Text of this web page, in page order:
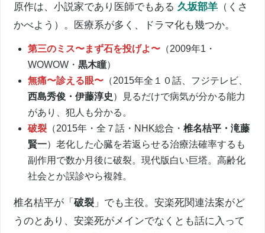
原作は、小説家であり医師でもある久坂部羊 （くさ
かべよう）。医療系が多く、ドラマ化も幾つか。
第三のミス〜まず石を投げよ〜 （2009年1・
WOWOW ・黒木瞳）
無痛〜診える眼〜 （2015年全１０話、フジテレビ、
西島秀俊 ・伊藤淳史 ）見るだけで病気が分かる能力
があり、犯人も分かる。
破裂 （2015年・全７話・ NHK総合 ・椎名桔平 ・滝藤
賢一）老化した心臓を若返らせる治療法確率するも
副作用で数か月後に破裂。現代版白い巨塔。 高齢化
社会とか誤診やら複雑。
椎名桔平が「破裂 」でも主役。安楽死関連法案がど
うのとあり、安楽死がメインでなくとも話に入って